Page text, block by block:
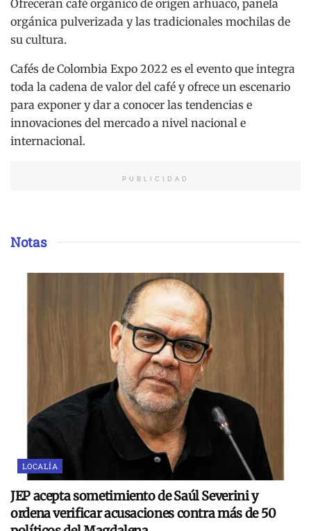
Ofrecerán café orgánico de origen arhuaco, panela
orgánica pulverizada y las tradicionales mochilas de
su cultura.
Cafés de Colombia Expo 2022 es el evento que integra
toda la cadena de valor del café y ofrece un escenario
para exponer y dar a conocer las tendencias e
innovaciones del mercado a nivel nacional e
internacional.
PUBLICIDAD
Notas
LOCALÍA
JEP acepta sometimiento de Saúl Severini y
ordena verificar acusaciones contra más de 50